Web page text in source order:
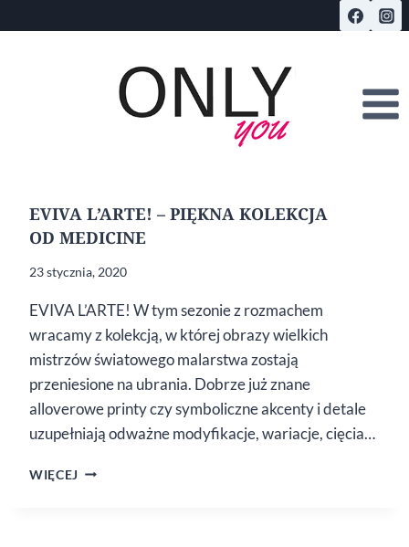
do
EVIVA L’ARTE! – PIĘKNA KOLEKCJA
OD MEDICINE
23 stycznia, 2020
EVIVA L’ARTE! W tym sezonie z rozmachem
wracamy z kolekcją, w której obrazy wielkich
mistrzów światowego malarstwa zostają
przeniesione na ubrania. Dobrze już znane
alloverowe printy czy symboliczne akcenty i detale
uzupełniają odważne modyfikacje, wariacje, cięcia…
WIĘCEJ EVIVA